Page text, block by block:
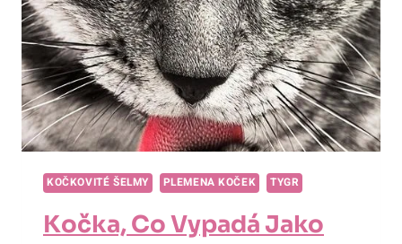
KOČKOVITÉ ŠELMY PLEMENA KOČEK TYGR
Kočka, Co Vypadá Jako